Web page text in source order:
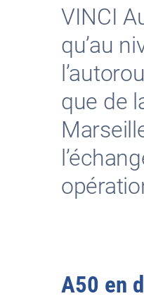
VINCI
qu’au
que de
A50 en